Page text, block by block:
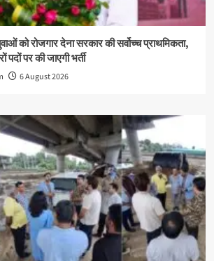
को रोजगार देना सरकार की सर्वोच्च प्राथमिकता,
पर की जाएगी भर्ती
6 August 2026